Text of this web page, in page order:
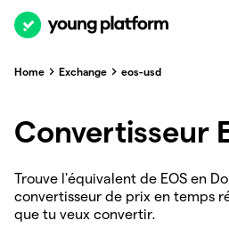
Home Exchange eos-usd
Convertisseur
Trouve l'équivalent de EOS en
convertisseur de prix en temps
que tu veux convertir.